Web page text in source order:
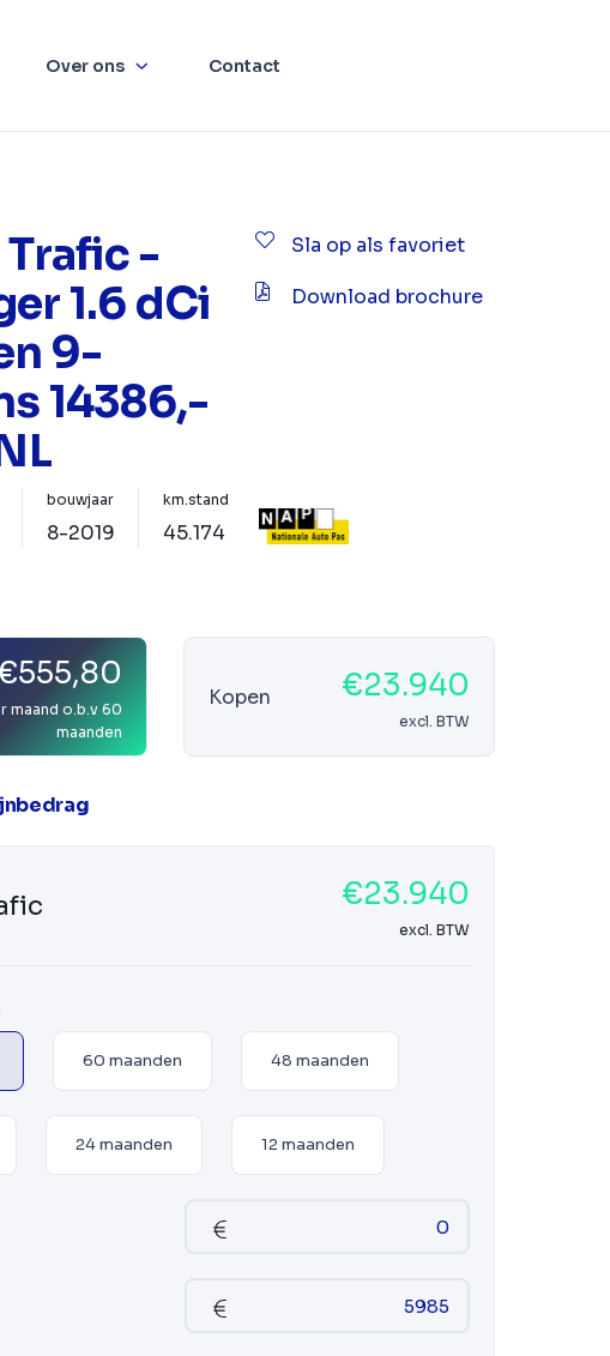
Over ons Contact
-
1.6 dCi
9-
14386,-
Sla op als favoriet
Download brochure
bouwjaar
8-2019
km.stand
45.174
maand o.b.v 60
maanden
Kopen €23.940
excl. BTW
€23.940
excl. BTW
60 maanden 48 maanden
24 maanden 12 maanden